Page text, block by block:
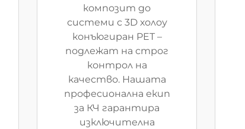
композит до
системи с 3D холоу
конъюгиран PET –
подлежат на строг
контрол на
качество. Нашата
професионална екип
за КЧ гарантира
изключителна